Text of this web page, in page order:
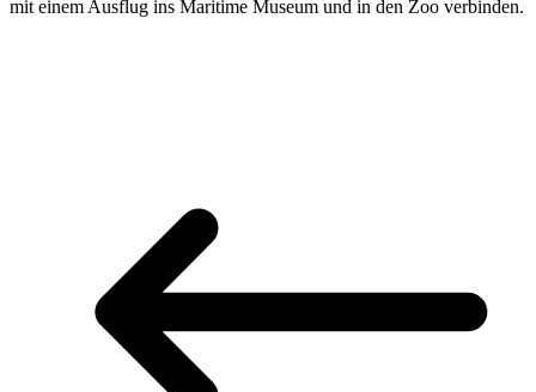
mit einem Ausflug ins Maritime Museum und in den Zoo verbinden.